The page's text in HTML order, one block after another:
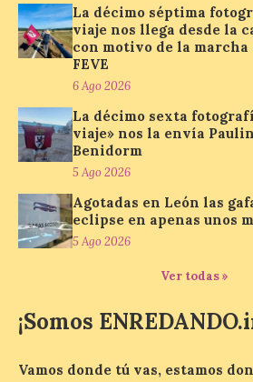
En la Comarca de Liébana
tienes 6 rincones únicos
para ver el Eclipse de Sol
6 Ago 2026
pueblos con
paisajes de
convierten la Comarca
Liébana en uno de
este fenómeno astronómico único.
Península Ibérica durante […]
La décimo séptima
viaje nos llega desde la
con motivo de la marcha
FEVE
6 Ago 2026
La décimo sexta
viaje» nos la envía
Benidorm
5 Ago 2026
Agotadas en León las
eclipse en apenas unos
5 Ago 2026
Ver todas »
¡Somos
Vamos donde tú vas, estamos